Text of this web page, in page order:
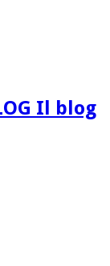
Il blog